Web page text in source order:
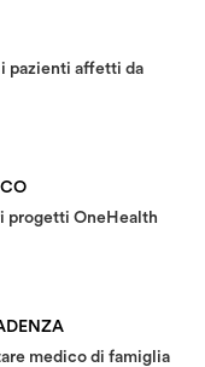
pazienti affetti da
progetti OneHealth
medico di famiglia